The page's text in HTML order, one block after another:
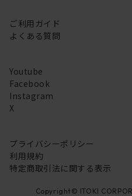
ご利用ガイド
よくある質問
Youtube
Facebook
Instagram
X
プライバシーポリシー
利用規約
特定商取引法に関する表示
Copyright© ITOKI